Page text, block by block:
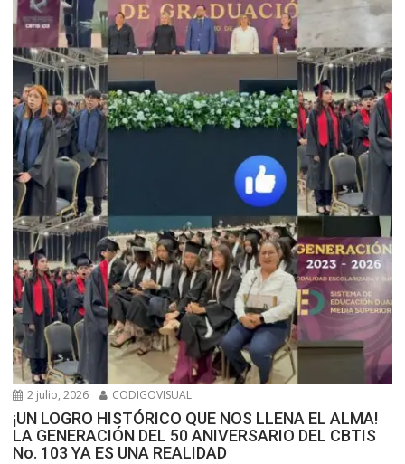
2 julio, 2026 CODIGOVISUAL
¡UN LOGRO HISTÓRICO QUE NOS LLENA EL ALMA!
LA GENERACIÓN DEL 50 ANIVERSARIO DEL CBTIS
No. 103 YA ES UNA REALIDAD